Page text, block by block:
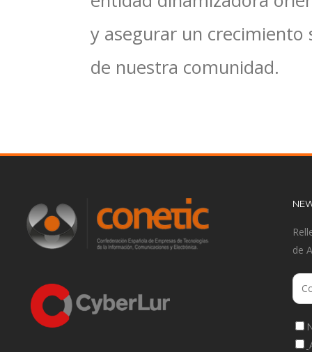
y asegurar un crecimiento
de nuestra comunidad.
de